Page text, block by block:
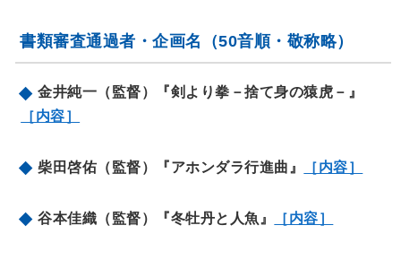
書類審査通過者・企画名（50音順・敬称略）
金井純一（監督）『剣より拳－捨て身の猿虎－』
［内容］
柴田啓佑（監督）『アホンダラ行進曲』 ［内容］
谷本佳織（監督）『冬牡丹と人魚』 ［内容］